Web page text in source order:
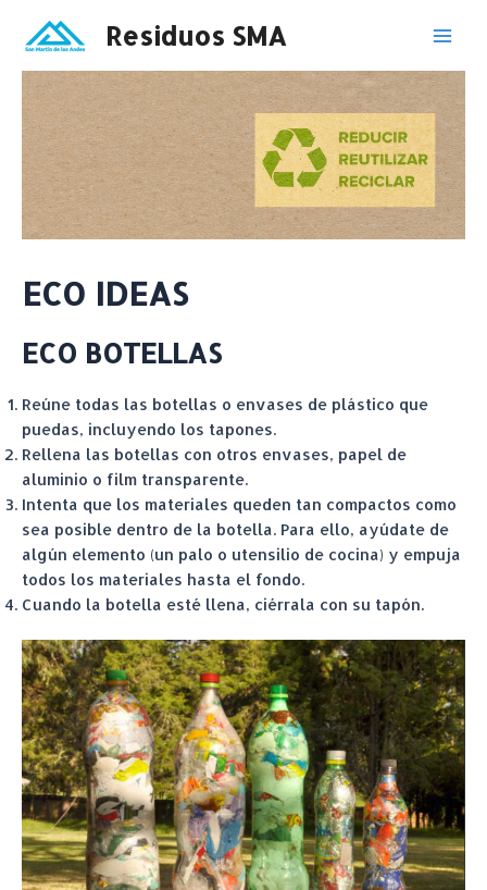
Residuos SMA
ECO IDEAS
ECO BOTELLAS
Reúne todas las botellas o envases de plástico que
puedas, incluyendo los tapones.
Rellena las botellas con otros envases, papel de
aluminio o film transparente.
Intenta que los materiales queden tan compactos como
sea posible dentro de la botella. Para ello, ayúdate de
algún elemento (un palo o utensilio de cocina) y empuja
todos los materiales hasta el fondo.
Cuando la botella esté llena, ciérrala con su tapón.